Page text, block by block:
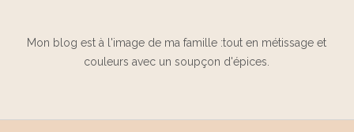
Mon blog est à l'image de ma famille :tout en métissage et
couleurs avec un soupçon d'épices.